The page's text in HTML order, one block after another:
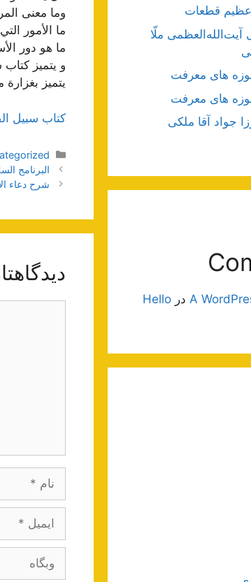
وما معنى
ما الأمور
ما هو دور
و يتميز كتاب
يتميز بغزارة
كتاب سبيل
دسته‌ها
ناوبری
نوشته‌ها
البرنامج
شرح دعاء
وبگاه
قطعات
ملّا
های معرفت
های معرفت
جواد آقا ملکی
A در Hello